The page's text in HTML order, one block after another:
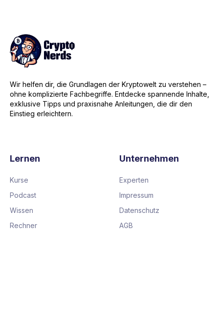
Wir helfen dir, die Grundlagen der Kryptowelt zu verstehen –
ohne komplizierte Fachbegriffe. Entdecke spannende Inhalte,
exklusive Tipps und praxisnahe Anleitungen, die dir den
Einstieg erleichtern.
Lernen
Kurse
Podcast
Wissen
Rechner
Unternehmen
Experten
Impressum
Datenschutz
AGB